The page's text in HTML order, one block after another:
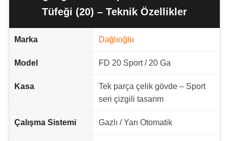
Tüfeği (20) – Teknik Özellikler
Marka Dağlıoğlu
Model FD 20 Sport / 20 Ga
Kasa
Tek parça çelik gövde – Sport
seri çizgili tasarım
Çalışma Sistemi Gazlı / Yarı Otomatik